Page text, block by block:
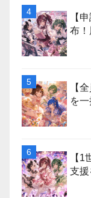
【
布
【
を
【
支